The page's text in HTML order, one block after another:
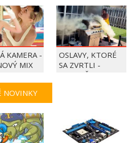
KAMERA -
MIX
OSLAVY, KTORÉ
SA ZVRTLI -
NAJLEPŠIE
NOVINKY